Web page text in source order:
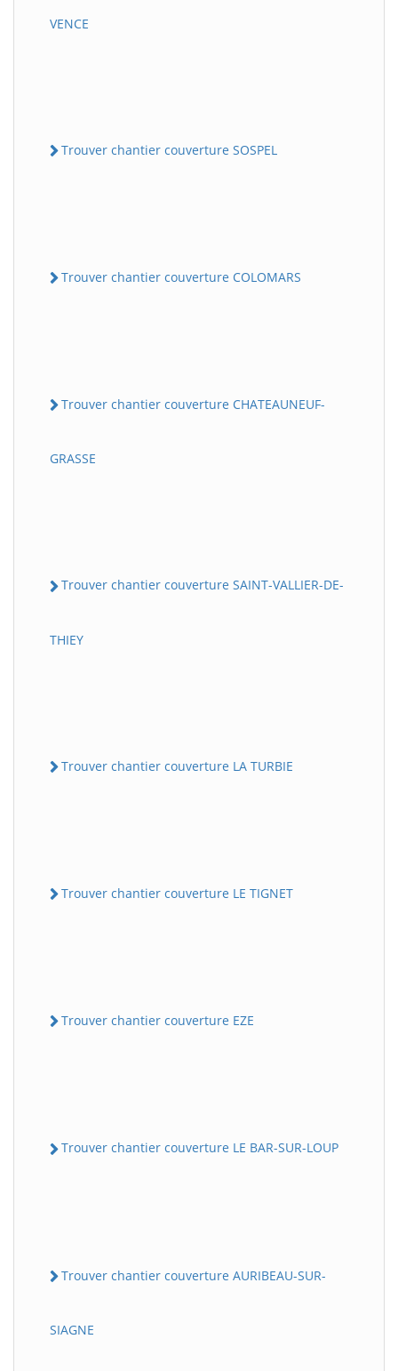
VENCE
Trouver chantier couverture SOSPEL
Trouver chantier couverture COLOMARS
Trouver chantier couverture CHATEAUNEUF-
GRASSE
Trouver chantier couverture SAINT-VALLIER-DE-
THIEY
Trouver chantier couverture LA TURBIE
Trouver chantier couverture LE TIGNET
Trouver chantier couverture EZE
Trouver chantier couverture LE BAR-SUR-LOUP
Trouver chantier couverture AURIBEAU-SUR-
SIAGNE